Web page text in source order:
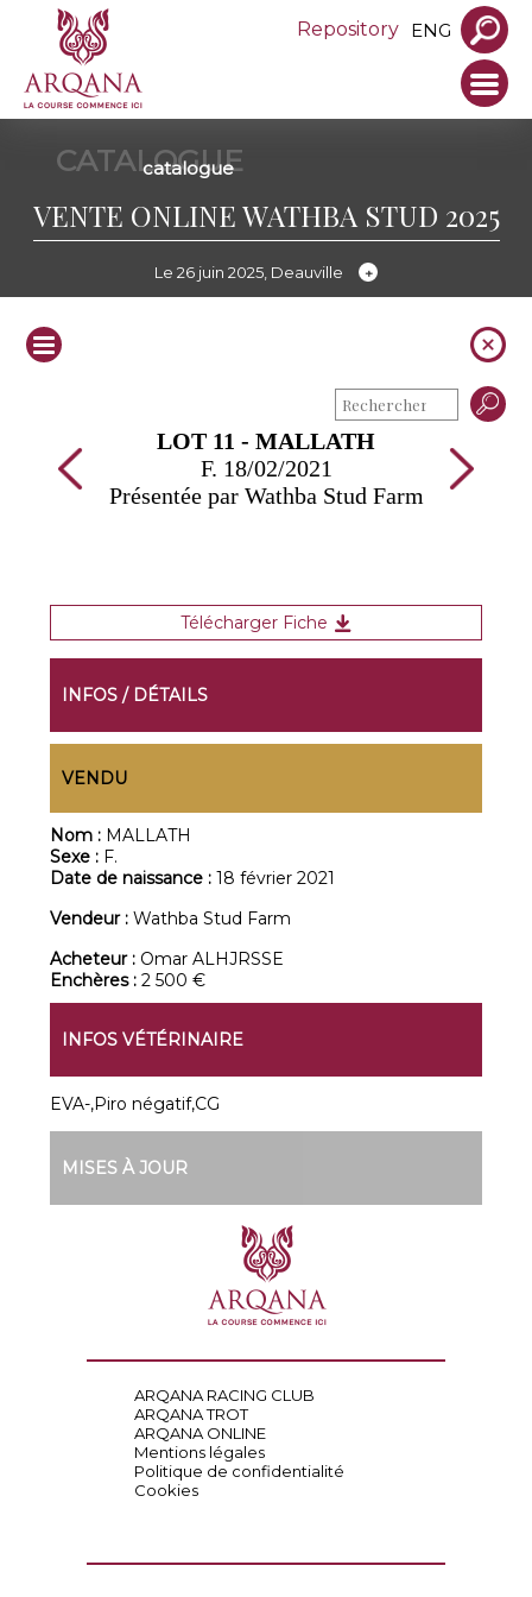
Repository ENG
CATALOGUE
catalogue
VENTE ONLINE WATHBA STUD 2025
Le 26 juin 2025, Deauville
LOT 11 - MALLATH
F. 18/02/2021
Présentée par Wathba Stud Farm
Télécharger Fiche
INFOS / DÉTAILS
VENDU
Nom : MALLATH
Sexe : F.
Date de naissance :18 février 2021
Vendeur :Wathba Stud Farm
Acheteur : Omar ALHJRSSE
Enchères :2 500 €
INFOS VÉTÉRINAIRE
EVA-,Piro négatif,CG
MISES À JOUR
ARQANA RACING CLUB
ARQANA TROT
ARQANA ONLINE
Mentions légales
Politique de confidentialité
Cookies